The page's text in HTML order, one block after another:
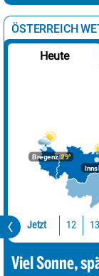
ÖSTERREICH
Heute
Bregenz29°
Jetzt 12 13
Viel Sonne,